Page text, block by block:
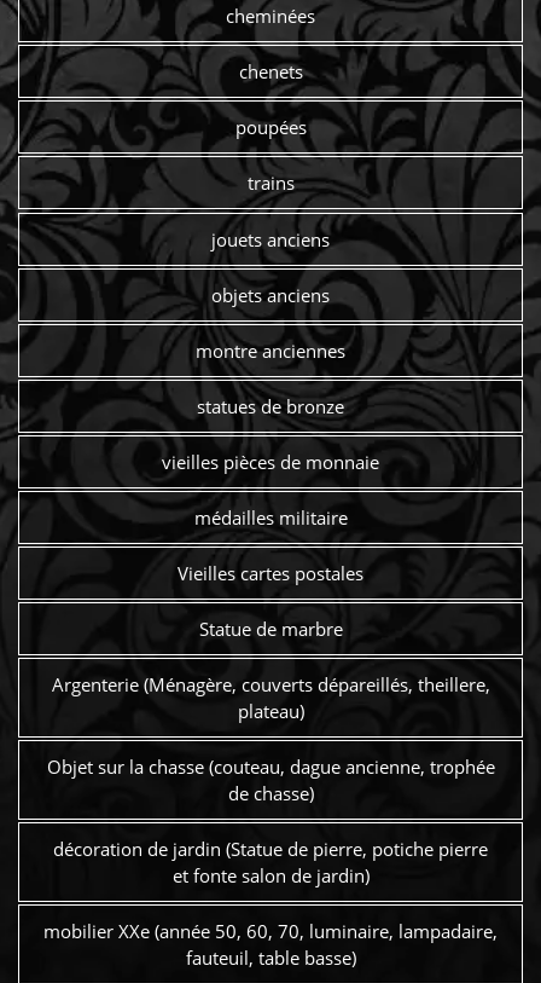
cheminées
chenets
poupées
trains
jouets anciens
objets anciens
montre anciennes
statues de bronze
vieilles pièces de monnaie
médailles militaire
Vieilles cartes postales
Statue de marbre
Argenterie (Ménagère, couverts dépareillés, theillere,
plateau)
Objet sur la chasse (couteau, dague ancienne, trophée
de chasse)
décoration de jardin (Statue de pierre, potiche pierre
et fonte salon de jardin)
mobilier XXe (année 50, 60, 70, luminaire, lampadaire,
fauteuil, table basse)